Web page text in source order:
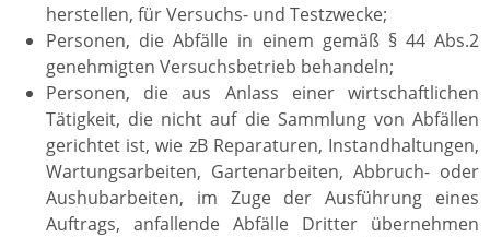
herstellen, für Versuchs- und Testzwecke;
Personen, die Abfälle in einem gemäß § 44 Abs.2
genehmigten Versuchsbetrieb behandeln;
Personen, die aus Anlass einer wirtschaftlichen
Tätigkeit, die nicht auf die Sammlung von Abfällen
gerichtet ist, wie zB Reparaturen, Instandhaltungen,
Wartungsarbeiten, Gartenarbeiten, Abbruch- oder
Aushubarbeiten, im Zuge der Ausführung eines
Auftrags, anfallende Abfälle Dritter übernehmen